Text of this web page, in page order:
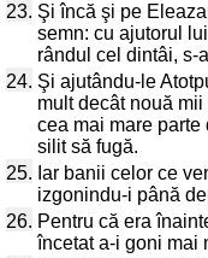
23. Şi încă şi pe
semn: cu ajutorul
rândul cel dintâi, s-
24. Şi ajutându-le
mult decât nouă
cea mai mare parte
silit să fugă.
25. Iar banii celor ce
izgonindu-i până
26. Pentru că era
încetat a-i goni mai